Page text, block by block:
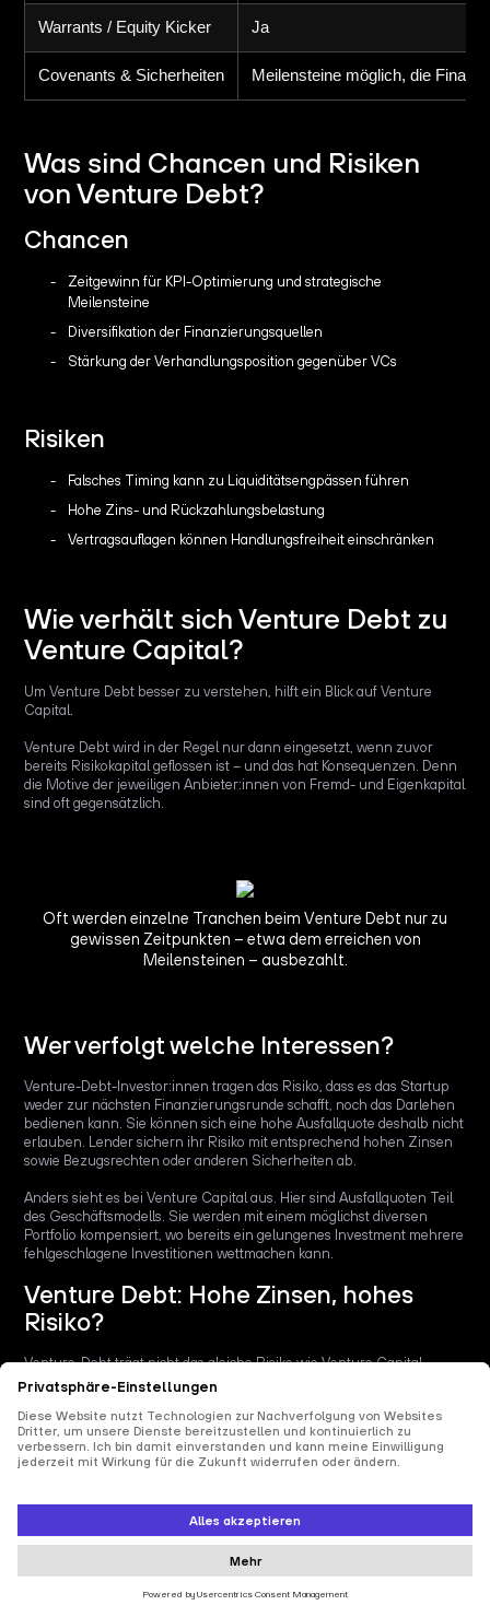
Warrants / Equity Kicker Ja
Covenants & Sicherheiten Meilensteine möglich, die
Was sind Chancen und Risiken
von Venture Debt?
Chancen
Zeitgewinn für KPI-Optimierung und strategische
Meilensteine
Diversifikation der Finanzierungsquellen
Stärkung der Verhandlungsposition gegenüber VCs
Risiken
Falsches Timing kann zu Liquiditätsengpässen führen
Hohe Zins- und Rückzahlungsbelastung
Vertragsauflagen können Handlungsfreiheit einschränken
Wie verhält sich Venture Debt zu
Venture Capital?
Um Venture Debt besser zu verstehen, hilft ein Blick auf Venture
Capital.
Venture Debt wird in der Regel nur dann eingesetzt, wenn zuvor
bereits Risikokapital geflossen ist – und das hat Konsequenzen. Denn
die Motive der jeweiligen Anbieter:innen von Fremd- und Eigenkapital
sind oft gegensätzlich.
Oft werden einzelne Tranchen beim Venture Debt nur zu
gewissen Zeitpunkten – etwa dem erreichen von
Meilensteinen – ausbezahlt.
Wer verfolgt welche Interessen?
Venture-Debt-Investor:innen tragen das Risiko, dass es das Startup
weder zur nächsten Finanzierungsrunde schafft, noch das Darlehen
bedienen kann. Sie können sich eine hohe Ausfallquote deshalb nicht
erlauben. Lender sichern ihr Risiko mit entsprechend hohen Zinsen
sowie Bezugsrechten oder anderen Sicherheiten ab.
Anders sieht es bei Venture Capital aus. Hier sind Ausfallquoten Teil
des Geschäftsmodells. Sie werden mit einem möglichst diversen
Portfolio kompensiert, wo bereits ein gelungenes Investment mehrere
fehlgeschlagene Investitionen wettmachen kann.
Venture Debt: Hohe Zinsen, hohes
Risiko?
Venture-Debt trägt nicht das gleiche Risiko wie Venture Capital.
Allerdings partizipieren sie auch nicht am Erfolg des Startups.
Kann ein Startup sein Darlehen mit Venture Debt nicht mehr
bedienen und muss im äußersten Fall eine Insolvenz beantragen, hat
das Konsequenzen für alle Gesellschafter:innen.
nachrangig behandelt und erhalten erst dann Geld, nachdem die
Forderungen der Venture-Debt-Lender bedient wurden.
Die Kapitalkosten im Fokus